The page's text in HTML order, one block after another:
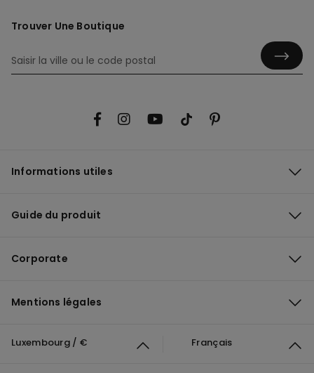
Trouver Une Boutique
Informations utiles
Guide du produit
Corporate
Mentions légales
Luxembourg / € Français